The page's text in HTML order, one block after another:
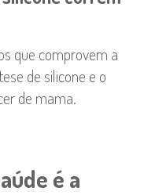
que comprovem a
de silicone e o
de mama.
é a